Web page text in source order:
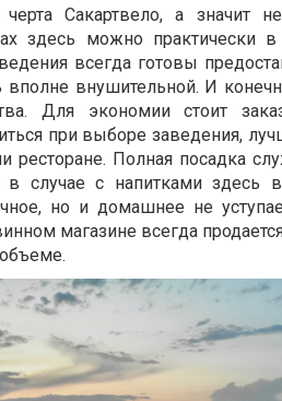
Сакартвело, а значит
здесь можно практически
всегда готовы
внушительной. И
Для экономии стоит
при выборе заведения,
ресторане. Полная посадка
в случае с напитками здесь
но и домашнее не
магазине всегда